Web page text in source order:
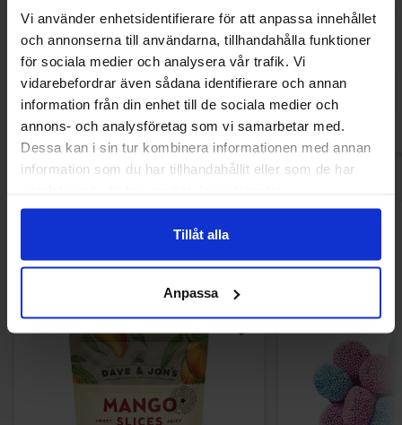
Vi använder enhetsidentifierare för att anpassa innehållet
och annonserna till användarna, tillhandahålla funktioner
för sociala medier och analysera vår trafik. Vi
vidarebefordrar även sådana identifierare och annan
information från din enhet till de sociala medier och
annons- och analysföretag som vi samarbetar med.
Dessa kan i sin tur kombinera informationen med annan
information som du har tillhandahållit eller som de har
Tillåt alla
Anpassa
378.47 kr
Köp
Haribo Drop
Andra gillade
-9% -14%